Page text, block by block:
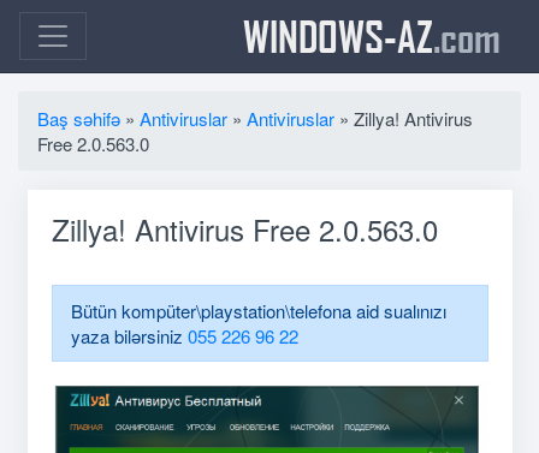
WINDOWS-AZ.com
Baş səhifə » Antiviruslar » Antiviruslar » Zillya! Antivirus
Free 2.0.563.0
Zillya! Antivirus Free 2.0.563.0
Bütün kompüter\playstation\telefona aid sualınızı
yaza bilərsiniz 055 226 96 22